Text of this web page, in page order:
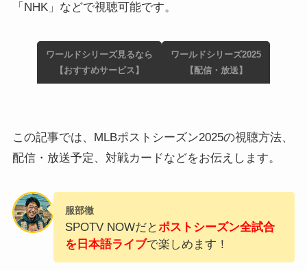
「NHK」などで視聴可能です。
ワールドシリーズ見るなら
【おすすめサービス】
ワールドシリーズ2025
【配信・放送】
この記事では、MLBポストシーズン2025の視聴方法、
配信・放送予定、対戦カードなどをお伝えします。
服部徹
SPOTV NOWだとポストシーズン全試合
を日本語ライブで楽しめます！